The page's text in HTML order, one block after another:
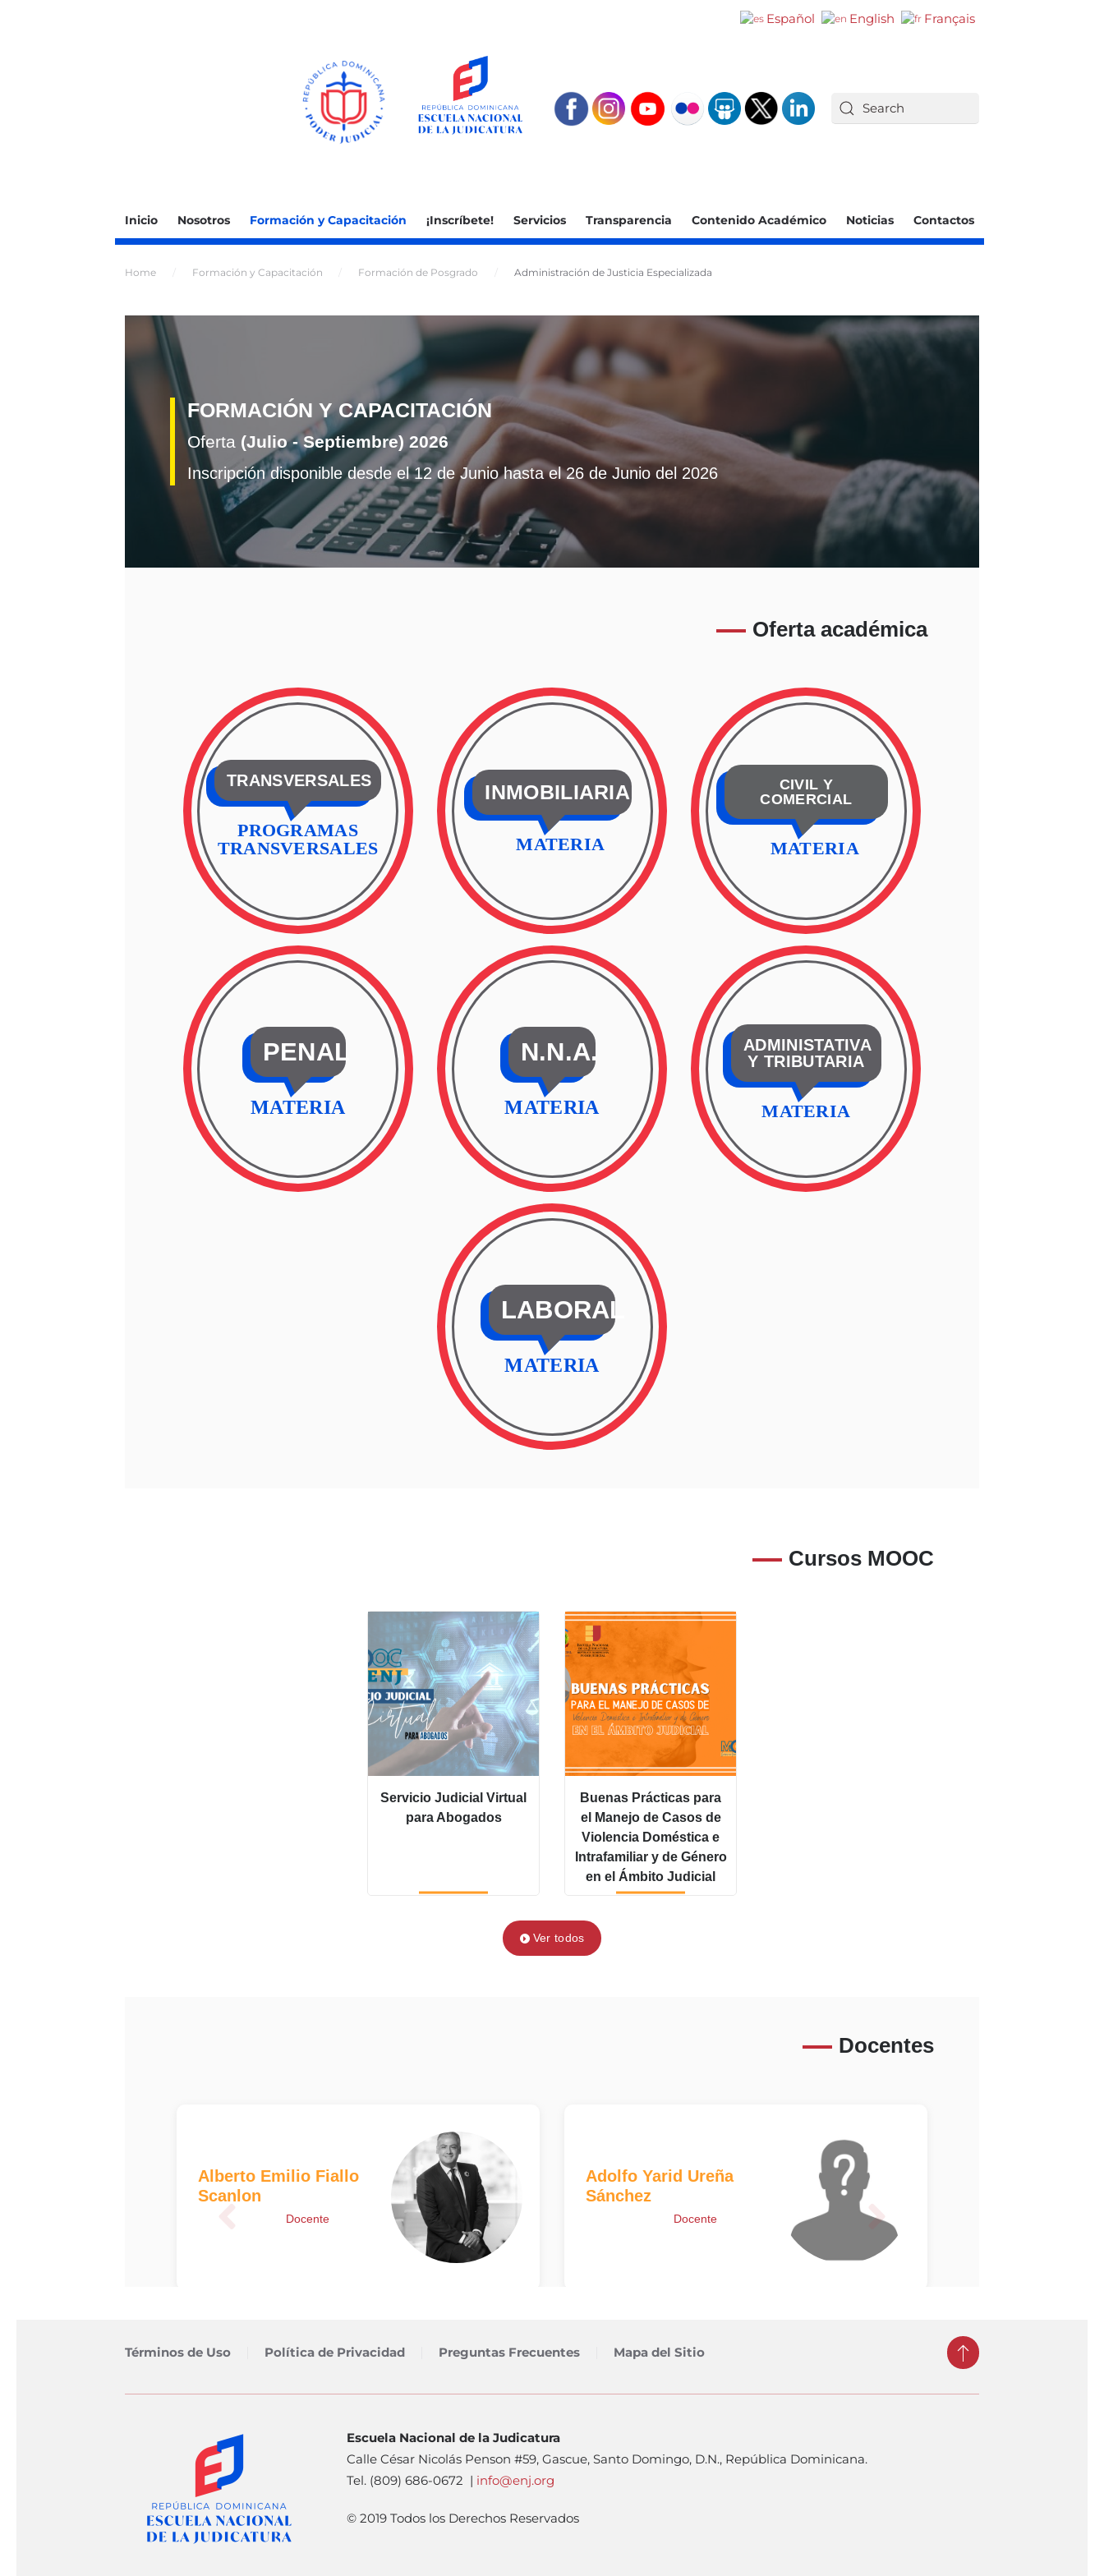
Español English Français
Inicio Nosotros Formación y Capacitación ¡Inscríbete! Servicios Transparencia Contenido Académico Noticias Contactos
Home Formación y Capacitación Formación de Posgrado Administración de Justicia Especializada
Términos de Uso Política de Privacidad Preguntas Frecuentes Mapa del Sitio
Escuela Nacional de la Judicatura
Calle César Nicolás Penson #59, Gascue, Santo Domingo, D.N., República Dominicana.
Tel. (809) 686-0672 | info@enj.org
© 2019 Todos los Derechos Reservados